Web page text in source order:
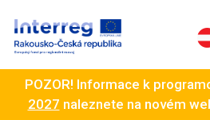
POZOR! Informace k
2027 naleznete na novém